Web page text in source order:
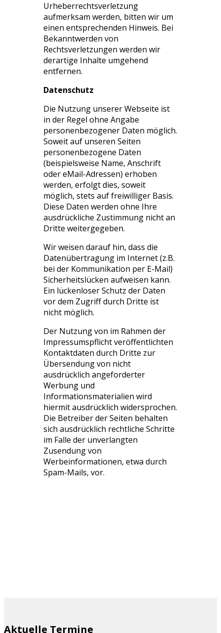
Urheberrechtsverletzung
aufmerksam werden, bitten wir um
einen entsprechenden Hinweis. Bei
Bekanntwerden von
Rechtsverletzungen werden wir
derartige Inhalte umgehend
entfernen.
Datenschutz
Die Nutzung unserer Webseite ist
in der Regel ohne Angabe
personenbezogener Daten möglich.
Soweit auf unseren Seiten
personenbezogene Daten
(beispielsweise Name, Anschrift
oder eMail-Adressen) erhoben
werden, erfolgt dies, soweit
möglich, stets auf freiwilliger Basis.
Diese Daten werden ohne Ihre
ausdrückliche Zustimmung nicht an
Dritte weitergegeben.
Wir weisen darauf hin, dass die
Datenübertragung im Internet (z.B.
bei der Kommunikation per E-Mail)
Sicherheitslücken aufweisen kann.
Ein lückenloser Schutz der Daten
vor dem Zugriff durch Dritte ist
nicht möglich.
Der Nutzung von im Rahmen der
Impressumspflicht veröffentlichten
Kontaktdaten durch Dritte zur
Übersendung von nicht
ausdrücklich angeforderter
Werbung und
Informationsmaterialien wird
hiermit ausdrücklich widersprochen.
Die Betreiber der Seiten behalten
sich ausdrücklich rechtliche Schritte
im Falle der unverlangten
Zusendung von
Werbeinformationen, etwa durch
Spam-Mails, vor.
Aktuelle Termine